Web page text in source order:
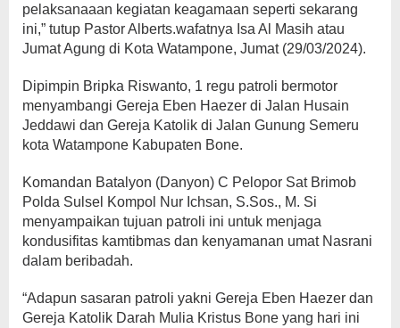
pelaksanaaan kegiatan keagamaan seperti sekarang
ini,” tutup Pastor Alberts.wafatnya Isa Al Masih atau
Jumat Agung di Kota Watampone, Jumat (29/03/2024).
Dipimpin Bripka Riswanto, 1 regu patroli bermotor
menyambangi Gereja Eben Haezer di Jalan Husain
Jeddawi dan Gereja Katolik di Jalan Gunung Semeru
kota Watampone Kabupaten Bone.
Komandan Batalyon (Danyon) C Pelopor Sat Brimob
Polda Sulsel Kompol Nur Ichsan, S.Sos., M. Si
menyampaikan tujuan patroli ini untuk menjaga
kondusifitas kamtibmas dan kenyamanan umat Nasrani
dalam beribadah.
“Adapun sasaran patroli yakni Gereja Eben Haezer dan
Gereja Katolik Darah Mulia Kristus Bone yang hari ini